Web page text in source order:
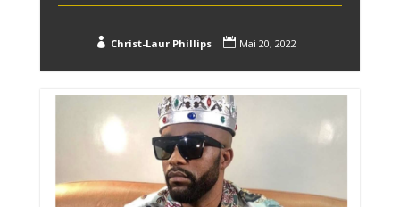
 Christ-Laur Phillips  Mai 20, 2022